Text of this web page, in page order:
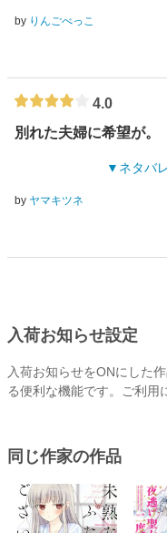
by りんごべっこ
4.0
別れた夫婦に希望が。
ネタバ
by ヤマキツネ
入荷お知らせ設定
入荷お知らせをONにした
る便利な機能です。ご利用
同じ作家の作品